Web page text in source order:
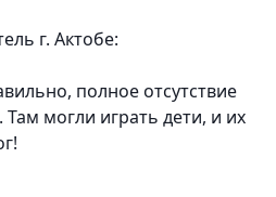
г. Актобе:
полное отсутствие
Там могли играть дети, и их